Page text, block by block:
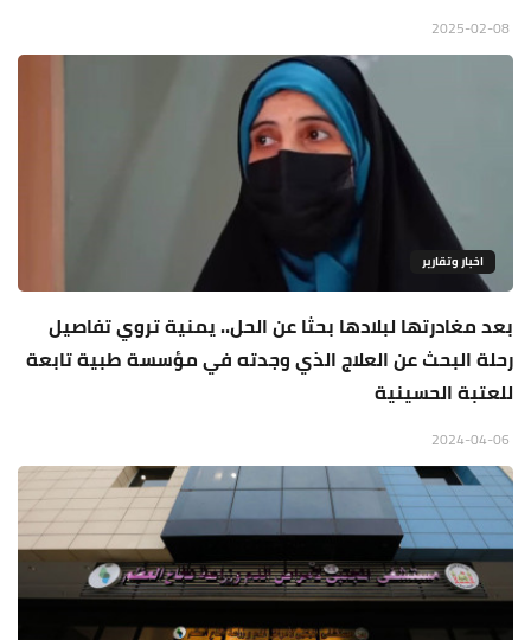
اخبار وتقارير
بعد مغادرتها لبلادها بحثا عن الحل.. يمنية تروي تفاصيل
رحلة البحث عن العلاج الذي وجدته في مؤسسة طبية تابعة
للعتبة الحسينية